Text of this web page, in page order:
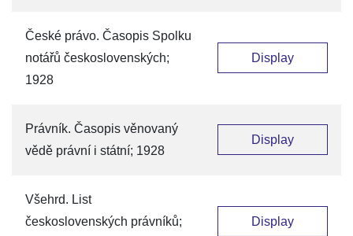
České právo. Časopis Spolku
notářů československých;
1928
Display
Právník. Časopis věnovaný
vědě právní i státní; 1928
Display
Všehrd. List
československých právníků;
Display